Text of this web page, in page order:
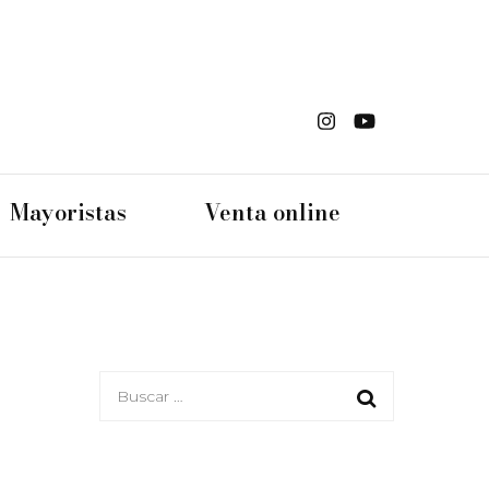
Din
Mayoristas Venta online
Buscar: